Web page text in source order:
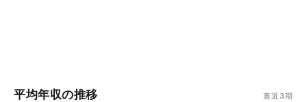
平均年収の推移 直近3期